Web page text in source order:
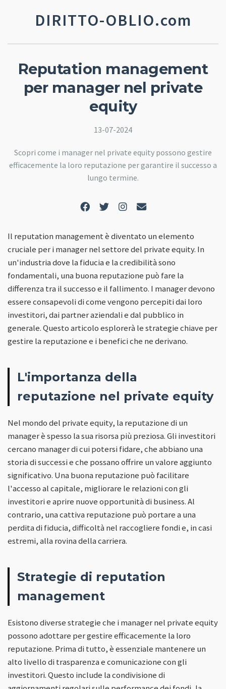
DIRITTO-OBLIO.com
Reputation management
per manager nel private
equity
13-07-2024
Scopri come i manager nel private equity possono gestire
efficacemente la loro reputazione per garantire il successo a
lungo termine.
Il reputation management è diventato un elemento
cruciale per i manager nel settore del private equity. In
un'industria dove la fiducia e la credibilità sono
fondamentali, una buona reputazione può fare la
differenza tra il successo e il fallimento. I manager devono
essere consapevoli di come vengono percepiti dai loro
investitori, dai partner aziendali e dal pubblico in
generale. Questo articolo esplorerà le strategie chiave per
gestire la reputazione e i benefici che ne derivano.
L'importanza della
reputazione nel private equity
Nel mondo del private equity, la reputazione di un
manager è spesso la sua risorsa più preziosa. Gli investitori
cercano manager di cui potersi fidare, che abbiano una
storia di successi e che possano offrire un valore aggiunto
significativo. Una buona reputazione può facilitare
l'accesso al capitale, migliorare le relazioni con gli
investitori e aprire nuove opportunità di business. Al
contrario, una cattiva reputazione può portare a una
perdita di fiducia, difficoltà nel raccogliere fondi e, in casi
estremi, alla rovina della carriera.
Strategie di reputation
management
Esistono diverse strategie che i manager nel private equity
possono adottare per gestire efficacemente la loro
reputazione. Prima di tutto, è essenziale mantenere un
alto livello di trasparenza e comunicazione con gli
investitori. Questo include la condivisione di